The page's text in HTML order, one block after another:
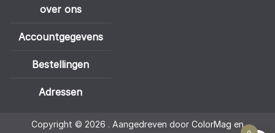
over ons
Accountgegevens
Bestellingen
Adressen
Copyright © 2026 . Aangedreven door ColorMag en